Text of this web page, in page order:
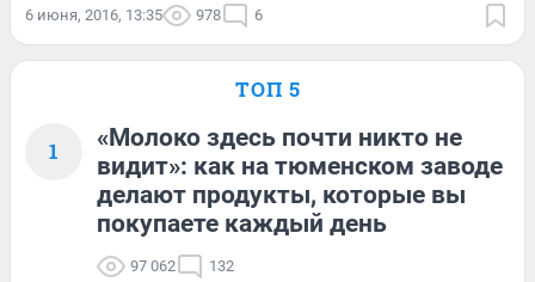
6 июня, 2016, 13:35 978 6
ТОП 5
1
«Молоко здесь почти никто не
видит»: как на тюменском заводе
делают продукты, которые вы
покупаете каждый день
97 062 132